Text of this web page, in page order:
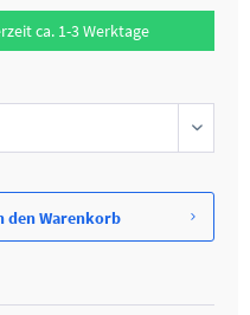
ca. 1-3 Werktage
denWarenkorb